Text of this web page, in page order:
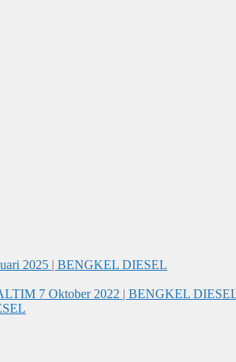
2025 | BENGKEL DIESEL
7 Oktober 2022 | BENGKEL